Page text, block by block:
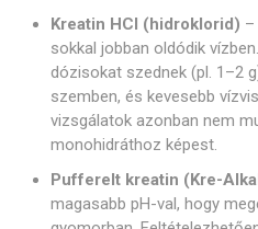
Kreatin HCl (hidroklorid)
sokkal jobban oldódik
dózisokat szednek (pl. 1–2
szemben, és kevesebb
vizsgálatok azonban nem
monohidráthoz képest.
Pufferelt kreatin (Kre-
magasabb pH-val, hogy